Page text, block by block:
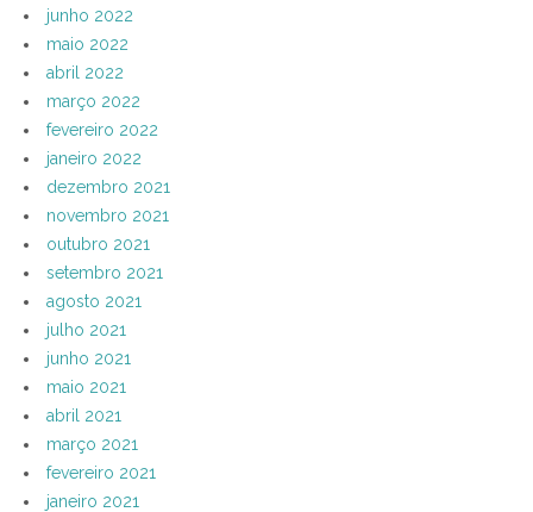
junho 2022
maio 2022
abril 2022
março 2022
fevereiro 2022
janeiro 2022
dezembro 2021
novembro 2021
outubro 2021
setembro 2021
agosto 2021
julho 2021
junho 2021
maio 2021
abril 2021
março 2021
fevereiro 2021
janeiro 2021